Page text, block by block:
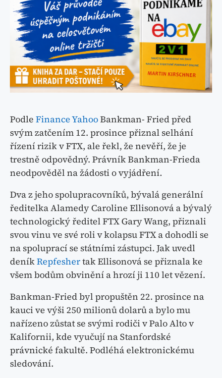
Podle Finance YahooBankman- Fried před
svým zatčením 12. prosince přiznal selhání
řízení rizik v FTX, ale řekl, že nevěří, že je
trestně odpovědný. Právník Bankman-Frieda
neodpověděl na žádosti o vyjádření.
Dva z jeho spolupracovníků, bývalá generální
ředitelka Alamedy Caroline Ellisonová a bývalý
technologický ředitel FTX Gary Wang, přiznali
svou vinu ve své roli v kolapsu FTX a dohodli se
na spoluprací se státními zástupci. Jak uvedl
deníkRepfeshertak Ellisonová se přiznala ke
všem bodům obvinění a hrozí ji 110 let vězení.
Bankman-Fried byl propuštěn 22. prosince na
kauci ve výši 250 milionů dolarů a bylo mu
nařízeno zůstat se svými rodiči v Palo Alto v
Kalifornii, kde vyučují na Stanfordské
právnické fakultě. Podléhá elektronickému
sledování.